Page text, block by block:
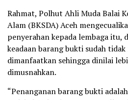
Rahmat, Polhut Ahli Muda Balai
Alam (BKSDA) Aceh
penyerahan kepada lembaga itu,
keadaan barang bukti sudah
dimanfaatkan sehingga dinilai
dimusnahkan.
“Penanganan barang bukti